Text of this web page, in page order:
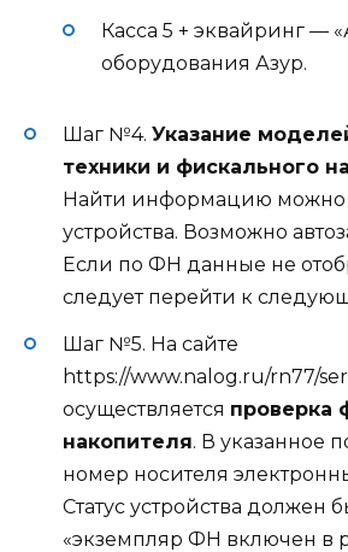
Касса 5 + эквайринг —
оборудования Азур.
Шаг №4. Указание
техники и фискального
Найти информацию можно
устройства. Возможно
Если по ФН данные не
следует перейти к
Шаг №5. На сайте
https://www.nalog.ru/rn77/
осуществляется проверка
накопителя. В указанное
номер носителя
Статус устройства должен
«экземпляр ФН включен в